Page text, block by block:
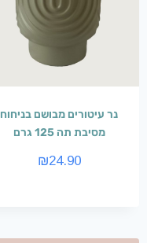
נר עיטורים מבושם בניחוח
מסיבת תה 125 גרם
₪24.90